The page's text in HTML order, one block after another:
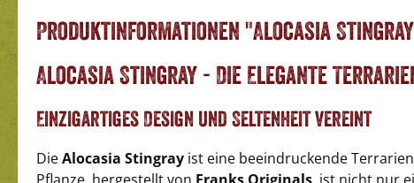
Produktinformationen "Alocasia
Alocasia Stingray - Die Elegante
Einzigartiges Design und Seltenheit vereint
DieAlocasia Stingray ist eine beeindruckende
Pflanze, hergestellt von Franks Originals, ist nicht nur